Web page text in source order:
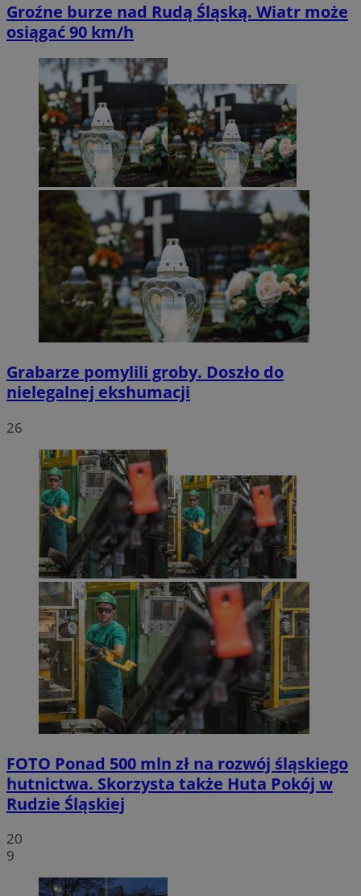
Groźne burze nad Rudą Śląską. Wiatr może
osiągać 90 km/h
Grabarze pomylili groby. Doszło do
nielegalnej ekshumacji
26
FOTO Ponad 500 mln zł na rozwój śląskiego
hutnictwa. Skorzysta także Huta Pokój w
Rudzie Śląskiej
20
9